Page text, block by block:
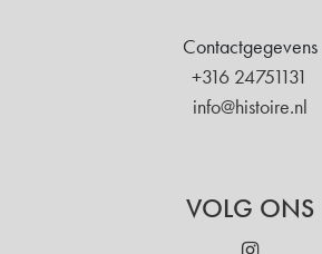
Contactgegevens
+316 24751131
info@histoire.nl
VOLG ONS